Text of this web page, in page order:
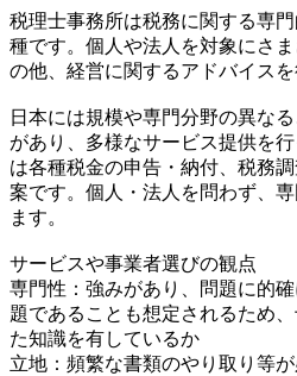
税理士事務所は税務に関する専
種です。個人や法人を対象にさ
の他、経営に関するアドバイスを
日本には規模や専門分野の異な
があり、多様なサービス提供を
は各種税金の申告・納付、税務
案です。個人・法人を問わず、
ます。
サービスや事業者選びの観点
専門性：強みがあり、問題に的
題であることも想定されるため
た知識を有しているか
立地：頻繁な書類のやり取り等